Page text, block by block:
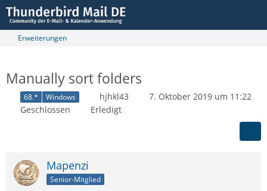
Erweiterungen
Manually sort folders
68.* Windows hjhkl43
7. Oktober 2019 um 11:22
Geschlossen
Erledigt
Mapenzi
Senior-Mitglied